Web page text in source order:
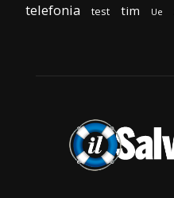
telefonia test tim Ue